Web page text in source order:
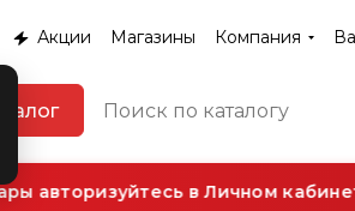
Акции Магазины Компания
авторизуйтесь в Личном